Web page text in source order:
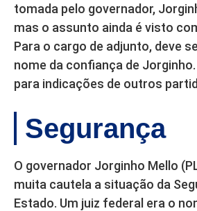
tomada pelo governador,
mas o assunto ainda é visto
Para o cargo de adjunto, deve
nome da confiança de
para indicações de outros
Segurança
O governador Jorginho Mello
muita cautela a situação da
Estado. Um juiz federal era o